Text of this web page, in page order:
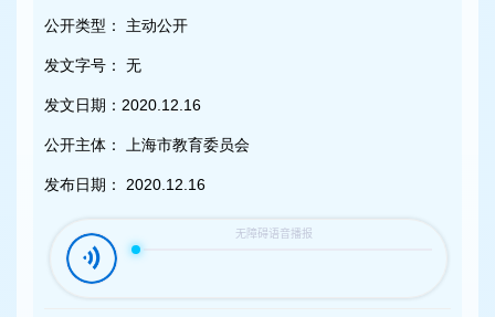
公开类型： 主动公开
发文字号： 无
发文日期： 2020.12.16
公开主体： 上海市教育委员会
发布日期： 2020.12.16